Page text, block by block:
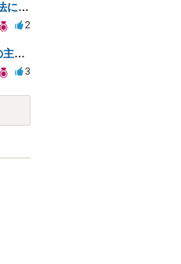
未成年者との不適切なやり取りが法に触れる可能性と対処法
2
Xの開示請求の双方審で、相手方の主張が口頭ばかりで把握しきれません
3